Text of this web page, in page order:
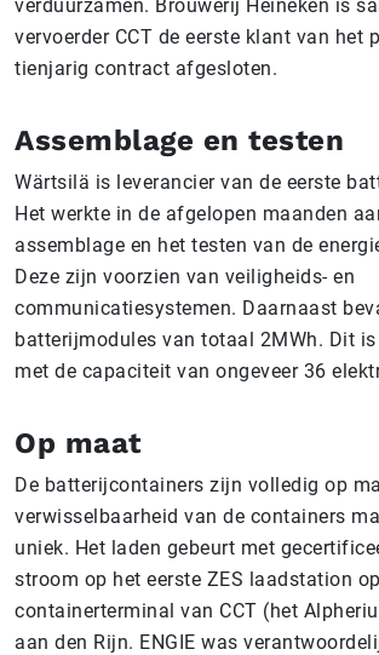
verduurzamen. Brouwerij Heineken is
vervoerder CCT de eerste klant van het
tienjarig contract afgesloten.
Assemblage en testen
Wärtsilä is leverancier van de eerste
Het werkte in de afgelopen maanden
assemblage en het testen van de
Deze zijn voorzien van veiligheids- en
communicatiesystemen. Daarnaast
batterijmodules van totaal 2MWh. Dit
met de capaciteit van ongeveer 36
Op maat
De batterijcontainers zijn volledig op
verwisselbaarheid van de containers
uniek. Het laden gebeurt met
stroom op het eerste ZES laadstation
containerterminal van CCT (het
aan den Rijn. ENGIE was